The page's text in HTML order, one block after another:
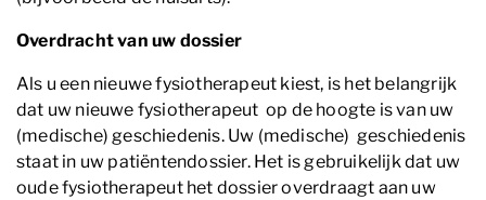
Overdracht van uw dossier
Als u een nieuwe fysiotherapeut kiest, is het belangrijk
dat uw nieuwe fysiotherapeut op de hoogte is van uw
(medische) geschiedenis. Uw (medische) geschiedenis
staat in uw patiëntendossier. Het is gebruikelijk dat uw
oude fysiotherapeut het dossier overdraagt aan uw